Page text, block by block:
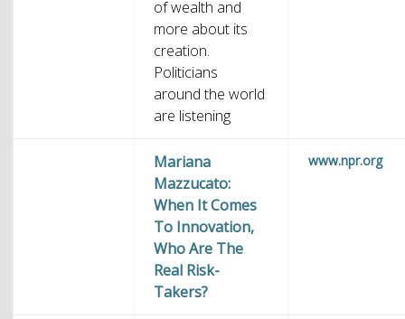
of wealth and
more about its
creation.
Politicians
around the world
are listening
Mariana
Mazzucato:
When It Comes
To Innovation,
Who Are The
Real Risk-
Takers?
www.npr.org